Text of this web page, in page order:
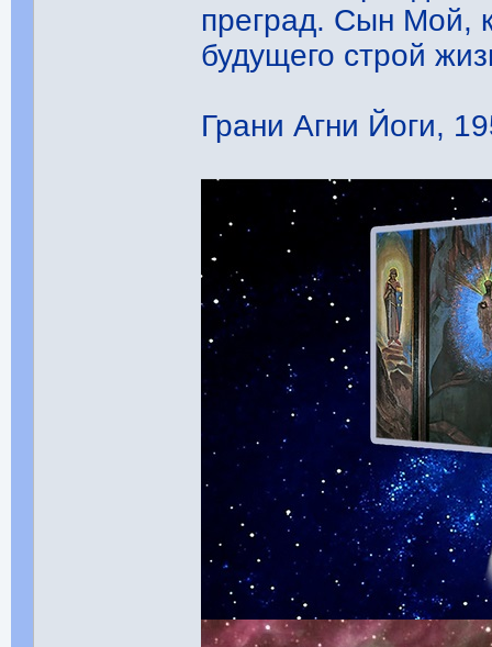
преград. Сын Мой,
будущего строй
Грани Агни Йоги,